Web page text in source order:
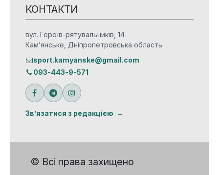
КОНТАКТИ
вул. Героїв-рятувальників, 14
Кам’янське, Дніпропетровська область
sport.kamyanske@gmail.com
093-443-9-571
Зв’язатися з редакцією
© Всі права захищено